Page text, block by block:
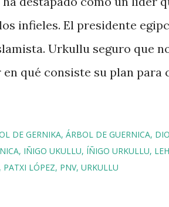
infieles. El presidente
Urkullu seguro que
en qué consiste su plan
DE GERNIKA ÁRBOL DE GUERNICA
IÑIGO UKULLU ÍÑIGO URKULLU
PATXI LÓPEZ PNV URKULLU